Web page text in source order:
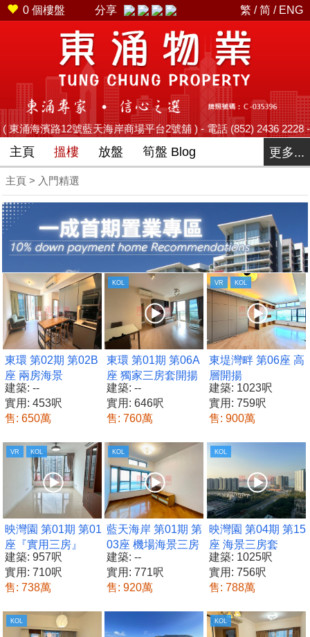
0 個樓盤 分享 繁 /简 / ENG
路12號藍天海岸商場平台2號舖 ) - 電話 (852) 2436
主頁 搵樓 放盤 筍盤 Blog 更多...
主頁 > 入門精選
東環 第02期 第02B
座 兩房海景
建築: --
實用: 453呎
售: 650萬
KOL
東環 第01期 第06A
座 獨家三房套開揚
建築: --
實用: 646呎
售: 760萬
VR KOL
東堤灣畔 第06座 高
層開揚
建築: 1023呎
實用: 759呎
售: 900萬
VR KOL
映灣園 第01期 第01
座『實用三房』
建築: 957呎
實用: 710呎
售: 738萬
KOL
藍天海岸 第01期 第
03座 機場海景三房
建築: --
實用: 771呎
售: 920萬
KOL
映灣園 第04期 第15
座 海景三房套
建築: 1025呎
實用: 756呎
售: 788萬
KOL KOL